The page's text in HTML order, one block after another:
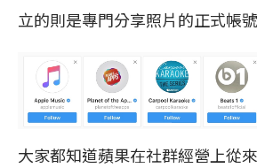
立的則是專門分享照片的正式帳
大家都知道蘋果在社群經營上從